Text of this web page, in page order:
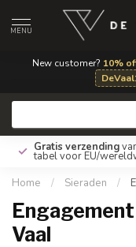
New customer? 10%
MENU
Gratis verzending
tabel voor EU/
Home / Sieraden /
Vaal